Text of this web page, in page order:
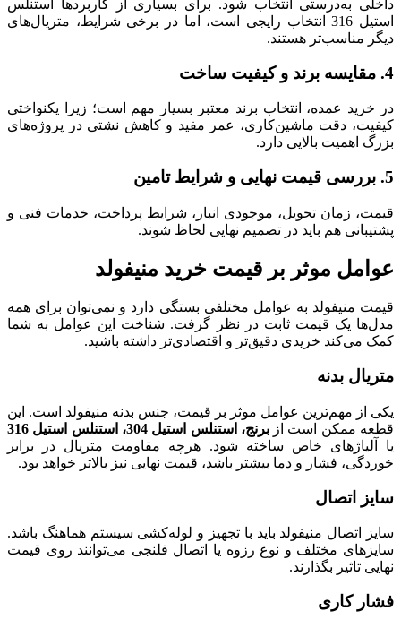
داخلی به‌درستی انتخاب شود. برای بسیاری از کاربردها استنلس
استیل 316 انتخاب رایجی است، اما در برخی شرایط، متریال‌های
دیگر مناسب‌تر هستند.
4. مقایسه برند و کیفیت ساخت
در خرید عمده، انتخاب برند معتبر بسیار مهم است؛ زیرا یکنواختی
کیفیت، دقت ماشین‌کاری، عمر مفید و کاهش نشتی در پروژه‌های
بزرگ اهمیت بالایی دارد.
5. بررسی قیمت نهایی و شرایط تامین
قیمت، زمان تحویل، موجودی انبار، شرایط پرداخت، خدمات فنی و
پشتیبانی هم باید در تصمیم نهایی لحاظ شوند.
عوامل موثر بر قیمت خرید منیفولد
قیمت منیفولد به عوامل مختلفی بستگی دارد و نمی‌توان برای همه
مدل‌ها یک قیمت ثابت در نظر گرفت. شناخت این عوامل به شما
کمک می‌کند خریدی دقیق‌تر و اقتصادی‌تر داشته باشید.
متریال بدنه
یکی از مهم‌ترین عوامل موثر بر قیمت، جنس بدنه منیفولد است. این
قطعه ممکن است ازبرنج، استنلس استیل 304، استنلس استیل 316
یا آلیاژهای خاص ساخته شود. هرچه مقاومت متریال در برابر
خوردگی، فشار و دما بیشتر باشد، قیمت نهایی نیز بالاتر خواهد بود.
سایز اتصال
سایز اتصال منیفولد باید با تجهیز و لوله‌کشی سیستم هماهنگ باشد.
سایزهای مختلف و نوع رزوه یا اتصال فلنجی می‌توانند روی قیمت
نهایی تاثیر بگذارند.
فشار کاری